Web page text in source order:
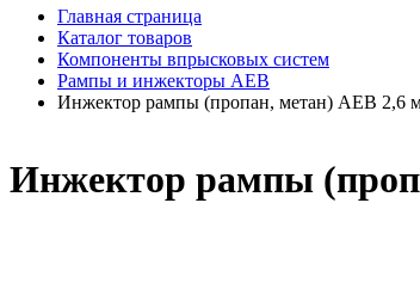
Главная страница
Каталог товаров
Компоненты впрысковых систем
Рампы и инжекторы AEB
Инжектор рампы (пропан, метан) AEB 2,6
Инжектор рампы